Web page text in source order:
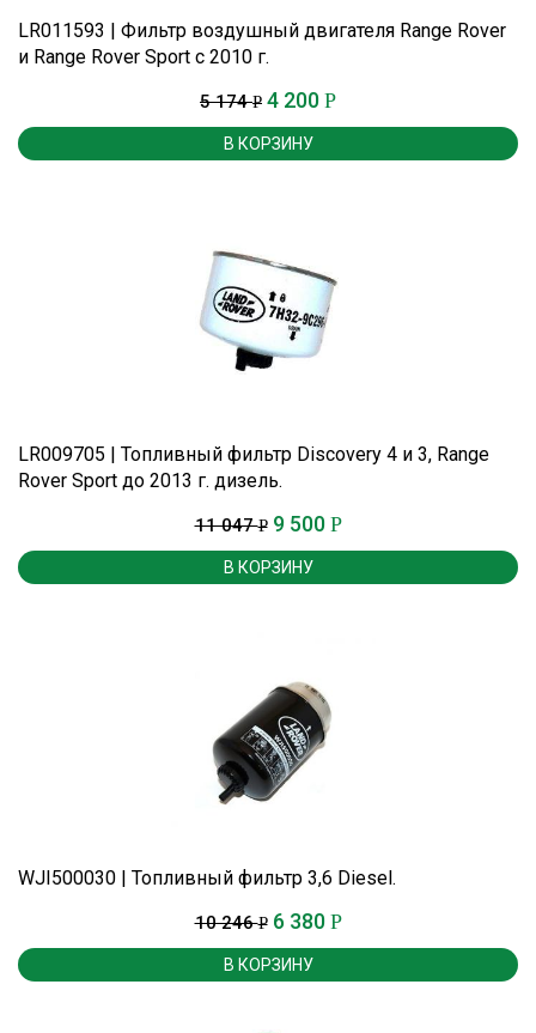
LR011593 | Фильтр воздушный двигателя Range Rover
и Range Rover Sport c 2010 г.
5 174Р 4 200 Р
В КОРЗИНУ
LR009705 | Топливный фильтр Discovery 4 и 3, Range
Rover Sport до 2013 г. дизель.
11 047Р 9 500 Р
В КОРЗИНУ
WJI500030 | Топливный фильтр 3,6 Diesel.
10 246Р 6 380 Р
В КОРЗИНУ